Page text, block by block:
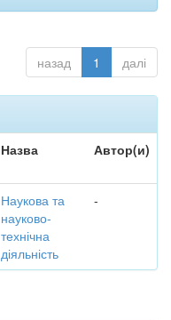
назад 1 далі
Назва Автор(и)
Наукова та
науково-
технічна
діяльність
-